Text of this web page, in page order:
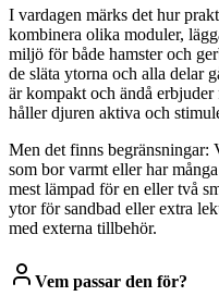
I vardagen märks det hur
kombinera olika moduler,
miljö för både hamster och
de släta ytorna och alla delar
är kompakt och ändå
håller djuren aktiva och
Men det finns begränsningar:
som bor varmt eller har
mest lämpad för en eller två
ytor för sandbad eller extra
med externa tillbehör.
Vem passar den för?